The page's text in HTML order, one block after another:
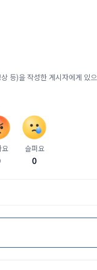
등)을 작성한 게시자에게 있
슬퍼요
0